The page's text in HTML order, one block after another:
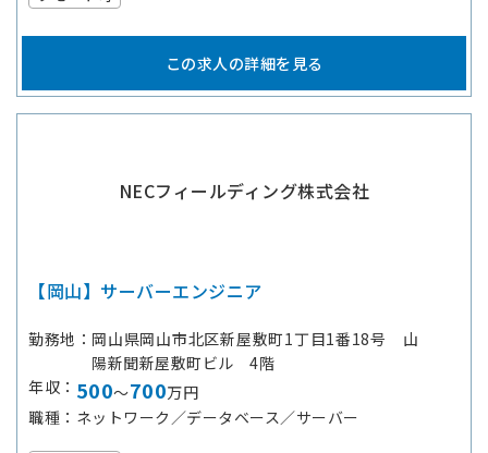
この求人の詳細を見る
NECフィールディング株式会社
【岡山】サーバーエンジニア
勤務地
岡山県岡山市北区新屋敷町1丁目1番18号 山
陽新聞新屋敷町ビル 4階
年収
500～700万円
職種
ネットワーク／データベース／サーバー